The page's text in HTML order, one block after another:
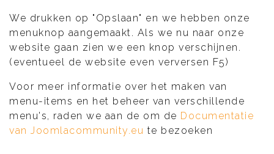
We drukken op "Opslaan" en we hebben onze
menuknop aangemaakt. Als we nu naar onze
website gaan zien we een knop verschijnen.
(eventueel de website even verversen F5)
Voor meer informatie over het maken van
menu-items en het beheer van verschillende
menu's, raden we aan de om de Documentatie
van Joomlacommunity.eu te bezoeken